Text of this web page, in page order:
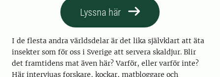
Lyssna här
I de flesta andra världsdelar är det lika självklart att äta
insekter som för oss i Sverige att servera skaldjur. Blir
det framtidens mat även här? Varför, eller varför inte?
Här intervjuas forskare, kockar, matbloggare och